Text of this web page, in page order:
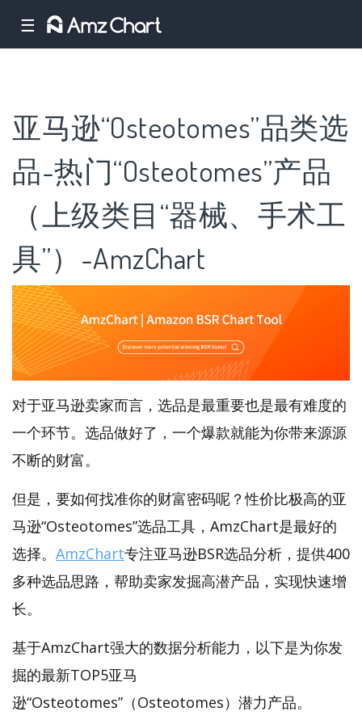
☰
亚马逊“Osteotomes”品类选
品-热门“Osteotomes”产品
（上级类目“器械、手术工
具”）-AmzChart
对于亚马逊卖家而言，选品是最重要也是最有难度的
一个环节。选品做好了，一个爆款就能为你带来源源
不断的财富。
但是，要如何找准你的财富密码呢？性价比极高的亚
马逊“Osteotomes”选品工具，AmzChart是最好的
选择。 AmzChart专注亚马逊BSR选品分析，提供400
多种选品思路，帮助卖家发掘高潜产品，实现快速增
长。
基于AmzChart强大的数据分析能力，以下是为你发
掘的最新TOP5亚马
逊“Osteotomes”（Osteotomes）潜力产品。